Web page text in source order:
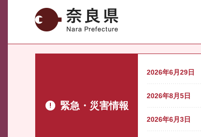
奈良県
緊急・災害情報
2026年6月29日
2026年8月5日
2026年6月3日